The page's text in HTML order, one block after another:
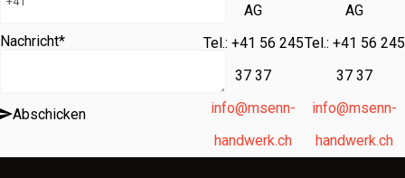
Nachricht*
Abschicken
AG
Tel.: +41 56 245
37 37
info@msenn-
handwerk.ch
AG
Tel.: +41 56 245
37 37
info@msenn-
handwerk.ch